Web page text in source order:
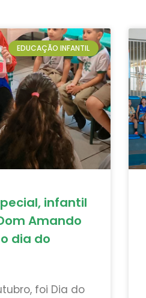
EDUCAÇÃO INFANTIL
infantil
Amando
dia do
foi Dia do